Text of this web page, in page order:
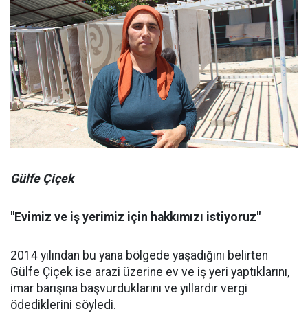
Gülfe Çiçek
"Evimiz ve iş yerimiz için hakkımızı istiyoruz"
2014 yılından bu yana bölgede yaşadığını belirten
Gülfe Çiçek ise arazi üzerine ev ve iş yeri yaptıklarını,
imar barışına başvurduklarını ve yıllardır vergi
ödediklerini söyledi.